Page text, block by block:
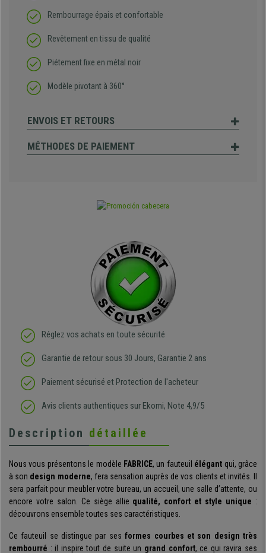
Rembourrage épais et confortable
Revêtement en tissu de qualité
Piétement fixe en métal noir
Modèle pivotant à 360°
ENVOIS ET RETOURS
MÉTHODES DE PAIEMENT
Réglez vos achats en toute sécurité
Garantie de retour sous 30 Jours, Garantie 2 ans
Paiement sécurisé et Protection de l'acheteur
Avis clients authentiques sur Ekomi, Note 4,9/5
Description détaillée
Nous vous présentons le modèle FABRICE, un fauteuil élégant qui, grâce
à son design moderne, fera sensation auprès de vos clients et invités. Il
sera parfait pour meubler votre bureau, un accueil, une salle d’attente, ou
encore votre salon. Ce siège allie qualité, confort et style unique :
découvrons ensemble toutes ses caractéristiques.
Ce fauteuil se distingue par sesformes courbes et son design très
rembourré : il inspire tout de suite un grand confort, ce qui ravira ses